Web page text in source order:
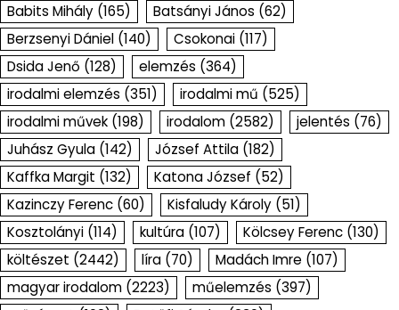
Babits Mihály (165) Batsányi János (62)
Berzsenyi Dániel (140) Csokonai (117)
Dsida Jenő (128) elemzés (364)
irodalmi elemzés (351) irodalmi mű (525)
irodalmi művek (198) irodalom (2582) jelentés (76)
Juhász Gyula (142) József Attila (182)
Kaffka Margit (132) Katona József (52)
Kazinczy Ferenc (60) Kisfaludy Károly (51)
Kosztolányi (114) kultúra (107) Kölcsey Ferenc (130)
költészet (2442) líra (70) Madách Imre (107)
magyar irodalom (2223) műelemzés (397)